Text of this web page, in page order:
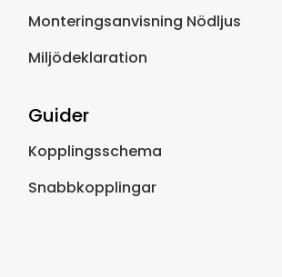
Monteringsanvisning Nödljus
Miljödeklaration
Guider
Kopplingsschema
Snabbkopplingar